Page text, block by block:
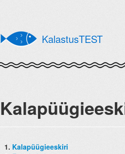
KalastusTEST
Õppematerjalid
Kalapüügieeskiri